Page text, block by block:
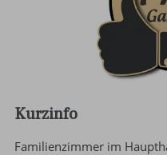
Kurzinfo
Familienzimmer im